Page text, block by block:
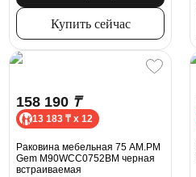
Купить сейчас
158 190 ₸
13 183 ₸ x 12
Раковина мебельная 75 AM.PM
Gem M90WCC0752BM черная
встраиваемая